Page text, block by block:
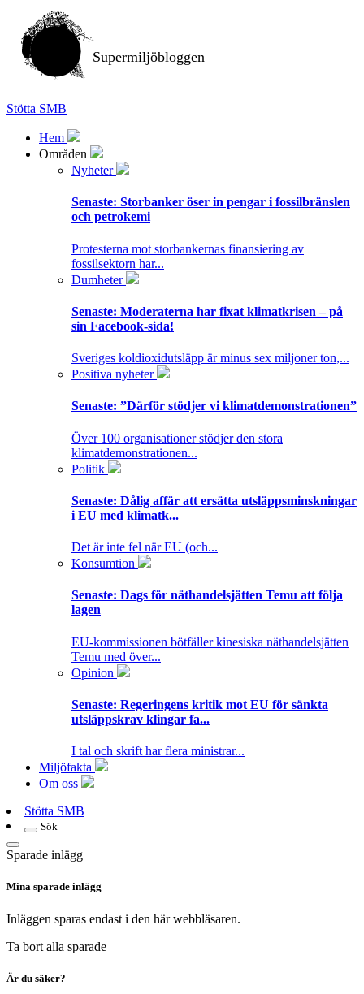
Supermiljöbloggen
Stötta SMB
Hem
Områden
Nyheter
Senaste: Storbanker öser in pengar i fossilbränslen
och petrokemi
Protesterna mot storbankernas finansiering av
fossilsektorn har...
Dumheter
Senaste: Moderaterna har fixat klimatkrisen – på
sin Facebook-sida!
Sveriges koldioxidutsläpp är minus sex miljoner ton,...
Positiva nyheter
Senaste: ”Därför stödjer vi klimatdemonstrationen”
Över 100 organisationer stödjer den stora
klimatdemonstrationen...
Politik
Senaste: Dålig affär att ersätta utsläppsminskningar
i EU med klimatk...
Det är inte fel när EU (och...
Konsumtion
Senaste: Dags för näthandelsjätten Temu att följa
lagen
EU-kommissionen bötfäller kinesiska näthandelsjätten
Temu med över...
Opinion
Senaste: Regeringens kritik mot EU för sänkta
utsläppskrav klingar fa...
I tal och skrift har flera ministrar...
Miljöfakta
Om oss
Stötta SMB
Sök
Sparade inlägg
Mina sparade inlägg
Inläggen sparas endast i den här webbläsaren.
Ta bort alla sparade
Är du säker?